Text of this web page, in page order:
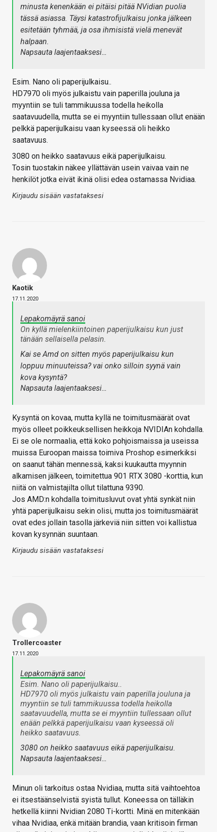
minusta kenenkään ei pitäisi pitää NVidian puolia
tässä asiassa. Täysi katastrofijulkaisu jonka jälkeen
esitetään tyhmää, ja osa ihmisistä vielä menevät
halpaan.
Napsauta laajentaaksesi…
Esim. Nano oli paperijulkaisu..
HD7970 oli myös julkaistu vain paperilla jouluna ja
myyntiin se tuli tammikuussa todella heikolla
saatavuudella, mutta se ei myyntiin tullessaan ollut enään
pelkkä paperijulkaisu vaan kyseessä oli heikko
saatavuus.
3080 on heikko saatavuus eikä paperijulkaisu.
Tosin tuostakin näkee yllättävän usein vaivaa vain ne
henkilöt jotka eivät ikinä olisi edea ostamassa Nvidiaa.
Kirjaudu sisään vastataksesi
Kaotik
17.11.2020
Lepakomäyrä sanoi
On kyllä mielenkiintoinen paperijulkaisu kun just
tänään sellaisella pelasin.
Kai se Amd on sitten myös paperijulkaisu kun
loppuu minuuteissa? vai onko silloin syynä vain
kova kysyntä?
Napsauta laajentaaksesi…
Kysyntä on kovaa, mutta kyllä ne toimitusmäärät ovat
myös olleet poikkeuksellisen heikkoja NVIDIAn kohdalla.
Ei se ole normaalia, että koko pohjoismaissa ja useissa
muissa Euroopan maissa toimiva Proshop esimerkiksi
on saanut tähän mennessä, kaksi kuukautta myynnin
alkamisen jälkeen, toimitettua 901 RTX 3080 -korttia, kun
niitä on valmistajilta ollut tilattuna 9390.
Jos AMD:n kohdalla toimitusluvut ovat yhtä synkät niin
yhtä paperijulkaisu sekin olisi, mutta jos toimitusmäärät
ovat edes jollain tasolla järkeviä niin sitten voi kallistua
kovan kysynnän suuntaan.
Kirjaudu sisään vastataksesi
Trollercoaster
17.11.2020
Lepakomäyrä sanoi
Esim. Nano oli paperijulkaisu..
HD7970 oli myös julkaistu vain paperilla jouluna ja
myyntiin se tuli tammikuussa todella heikolla
saatavuudella, mutta se ei myyntiin tullessaan ollut
enään pelkkä paperijulkaisu vaan kyseessä oli
heikko saatavuus.
3080 on heikko saatavuus eikä paperijulkaisu.
Napsauta laajentaaksesi…
Minun oli tarkoitus ostaa Nvidiaa, mutta sitä vaihtoehtoa
ei itsestäänselvistä syistä tullut. Koneessa on tälläkin
hetkellä kiinni Nvidian 2080 Ti-kortti. Minä en mitenkään
vihaa Nvidiaa, enkä mitään brandia, vaan kritisoin firman